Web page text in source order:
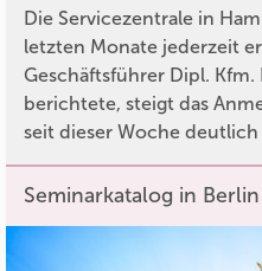
Die Servicezentrale in
letzten Monate jederzeit
Geschäftsführer Dipl.
berichtete, steigt das
seit dieser Woche deutlich
Seminarkatalog in Berlin